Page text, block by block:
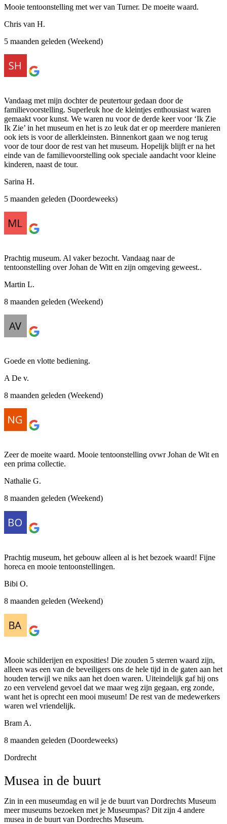
Mooie tentoonstelling met wer van Turner. De moeite waard.
Chris van H.
5 maanden geleden (Weekend)
Vandaag met mijn dochter de peutertour gedaan door de
familievoorstelling. Superleuk hoe de kleintjes enthousiast waren
gemaakt voor kunst. We waren nu voor de derde keer voor ‘Ik Zie
Ik Zie’ in het museum en het is zo leuk dat er op meerdere manieren
ook iets is voor de allerkleinsten. Binnenkort gaan we nog terug
voor de tour door de rest van het museum. Hopelijk blijft er na het
einde van de familievoorstelling ook speciale aandacht voor kleine
kinderen, naast de tour.
Sarina H.
5 maanden geleden (Doordeweeks)
Prachtig museum. Al vaker bezocht. Vandaag naar de
tentoonstelling over Johan de Witt en zijn omgeving geweest..
Martin L.
8 maanden geleden (Weekend)
Goede en vlotte bediening.
A De v.
8 maanden geleden (Weekend)
Zeer de moeite waard. Mooie tentoonstelling ovwr Johan de Wit en
een prima collectie.
Nathalie G.
8 maanden geleden (Weekend)
Prachtig museum, het gebouw alleen al is het bezoek waard! Fijne
horeca en mooie tentoonstellingen.
Bibi O.
8 maanden geleden (Weekend)
Mooie schilderijen en exposities! Die zouden 5 sterren waard zijn,
alleen was een van de beveiligers ons de hele tijd in de gaten aan het
houden terwijl we niks aan het doen waren. Uiteindelijk gaf hij ons
zo een vervelend gevoel dat we maar weg zijn gegaan, erg zonde,
want het is oprecht een mooi museum! De rest van de medewerkers
waren wel vriendelijk.
Bram A.
8 maanden geleden (Doordeweeks)
Dordrecht
Musea in de buurt
Zin in een museumdag en wil je de buurt van Dordrechts Museum
meer museums bezoeken met je Museumpas? Dit zijn 4 andere
musea in de buurt van Dordrechts Museum.